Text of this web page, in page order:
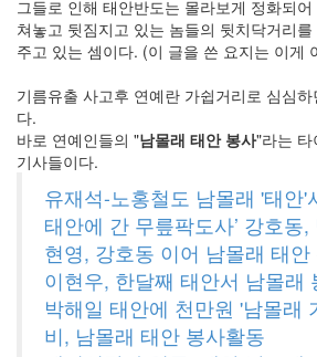
그들로 인해 태안반도는 몰라보게 정화되
쳐놓고 뒷짐지고 있는 놈들의 뒷치닥거리
주고 있는 셈이다. (이 글을 쓴 요지는 이게
기름유출 사고후 연예란 가쉽거리로 심심
다.
바로 연예인들의 "남몰래 태안 봉사"라는 타
기사들이다.
유재석-노홍철도 남몰래 '태안'
태안에 간 무릎팍도사’ 강호동
현영, 강호동 이어 남몰래 태안
이현우, 한달째 태안서 남몰래
박해일 태안에 천만원 '남몰래
비, 남몰래 태안 봉사활동
주)
Tag
Cloud
주
Delphi